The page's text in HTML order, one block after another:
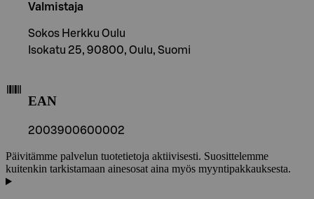
Valmistaja
Sokos Herkku Oulu
Isokatu 25, 90800, Oulu, Suomi
EAN
2003900600002
Päivitämme palvelun tuotetietoja aktiivisesti. Suosittelemme
kuitenkin tarkistamaan ainesosat aina myös myyntipakkauksesta.